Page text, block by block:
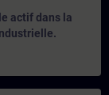
actif dans la